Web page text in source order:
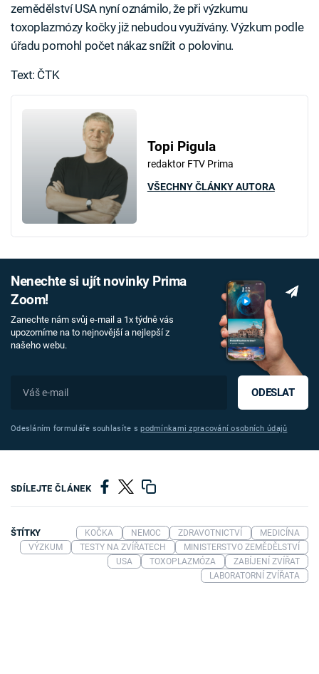
zemědělství USA nyní oznámilo, že při výzkumu
toxoplazmózy kočky již nebudou využívány. Výzkum podle
úřadu pomohl počet nákaz snížit o polovinu.
Text: ČTK
Topi Pigula
redaktor FTV Prima
VŠECHNY ČLÁNKY AUTORA
Nenechte si ujít novinky Prima
Zoom!
Zanechte nám svůj e-mail a 1x týdně vás
upozorníme na to nejnovější a nejlepší z
našeho webu.
ODESLAT
Odesláním formuláře souhlasíte spodmínkami zpracování osobních údajů
SDÍLEJTE ČLÁNEK
ŠTÍTKY KOČKA NEMOC ZDRAVOTNICTVÍ
MEDICÍNA
VÝZKUM
TESTY NA ZVÍŘATECH
MINISTERSTVO ZEMĚDĚLSTVÍ
USA
TOXOPLAZMÓZA
ZABÍJENÍ ZVÍŘAT
LABORATORNÍ ZVÍŘATA